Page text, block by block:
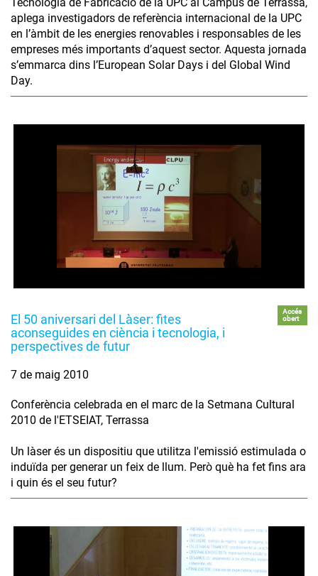
aplega investigadors de referència internacional de la UPC
en l’àmbit de les energies renovables i responsables de les
empreses més importants d’aquest sector. Aquesta jornada
s’emmarca dins l’European Solar Days i del Global Wind
Day.
El 50 aniversari del Làser: fites
aconseguides en ciència i tecnologia, i
perspectives de futur
Accés
obert
7 de maig 2010
Conferència celebrada en el marc de la Setmana Cultural
2010 de l'ETSEIAT, Terrassa
Un làser és un dispositiu que utilitza l'emissió estimulada o
induïda per generar un feix de llum. Però què ha fet fins ara
i quin és el seu futur?